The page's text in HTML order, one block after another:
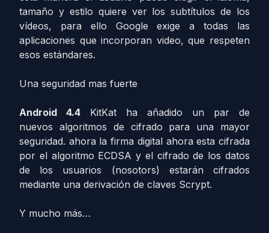
tamaño y estilo quiere ver los subtítulos de los
vídeos, para ello Google exige a todas las
aplicaciones que incorporan video, que respeten
esos estándares.
Una seguridad mas fuerte
Android 4.4 KitKat ha añadido un par de
nuevos algoritmos de cifrado para una mayor
seguridad. ahora la firma digital ahora esta cifrada
por el algoritmo ECDSA y el cifrado de los datos
de los usuarios (nosotors) estarán cifrados
mediante una derivación de claves Scrypt.
Y mucho más…